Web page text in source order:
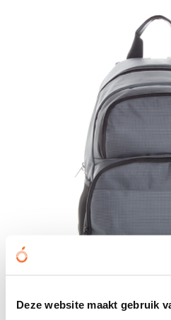
Deze website maakt gebruik
Lorient B - rugzak